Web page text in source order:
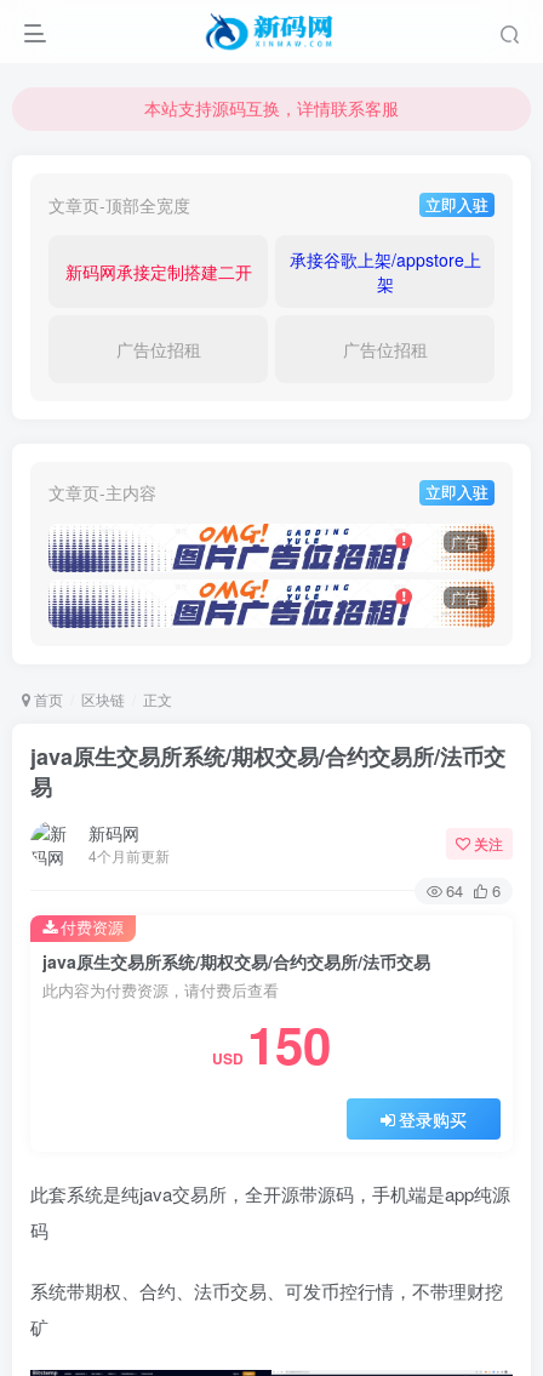
本站支持源码互换，详情联系客服
本站支持源码互换，详情联系客服
文章页-顶部全宽度 立即入驻
新码网承接定制搭建二开
承接谷歌上架/appstore上
架
广告位招租 广告位招租
文章页-主内容 立即入驻
广告
广告
首页 区块链 正文
java原生交易所系统/期权交易/合约交易所/法币交
易
新码网
4个月前更新
关注
64 6
java原生交易所系统/期权交易/合约交易所/法币交易
此内容为付费资源，请付费后查看
USD 150
登录购买
付费资源
此套系统是纯java交易所，全开源带源码，手机端是app纯源
码
系统带期权、合约、法币交易、可发币控行情，不带理财挖
矿